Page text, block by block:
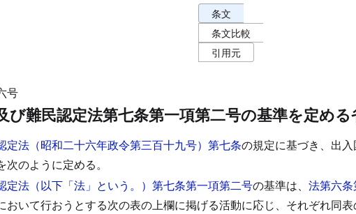
条文表示オプション（選択する
条文
条文比較
引用元
号
び難民認定法第七条第一項第二号の基準を定める
定法（昭和二十六年政令第三百十九号）第七条の規定に基づき、出
のように定める。
定法（以下「法」という。）第七条第一項第二号の基準は、 法第六
おいて行おうとする次の表の上欄に掲げる活動に応じ、それぞれ同表